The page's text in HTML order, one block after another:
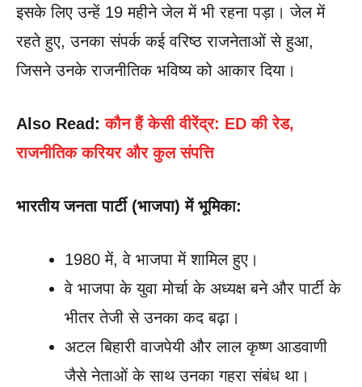
इसके लिए उन्हें 19 महीने जेल में भी रहना पड़ा। जेल में
रहते हुए, उनका संपर्क कई वरिष्ठ राजनेताओं से हुआ,
जिसने उनके राजनीतिक भविष्य को आकार दिया।
Also Read:कौन हैं केसी वीरेंद्र: ED की रेड,
राजनीतिक करियर और कुल संपत्ति
भारतीय जनता पार्टी (भाजपा) में भूमिका:
1980 में, वे भाजपा में शामिल हुए।
वे भाजपा के युवा मोर्चा के अध्यक्ष बने और पार्टी के
भीतर तेजी से उनका कद बढ़ा।
अटल बिहारी वाजपेयी और लाल कृष्ण आडवाणी
जैसे नेताओं के साथ उनका गहरा संबंध था।